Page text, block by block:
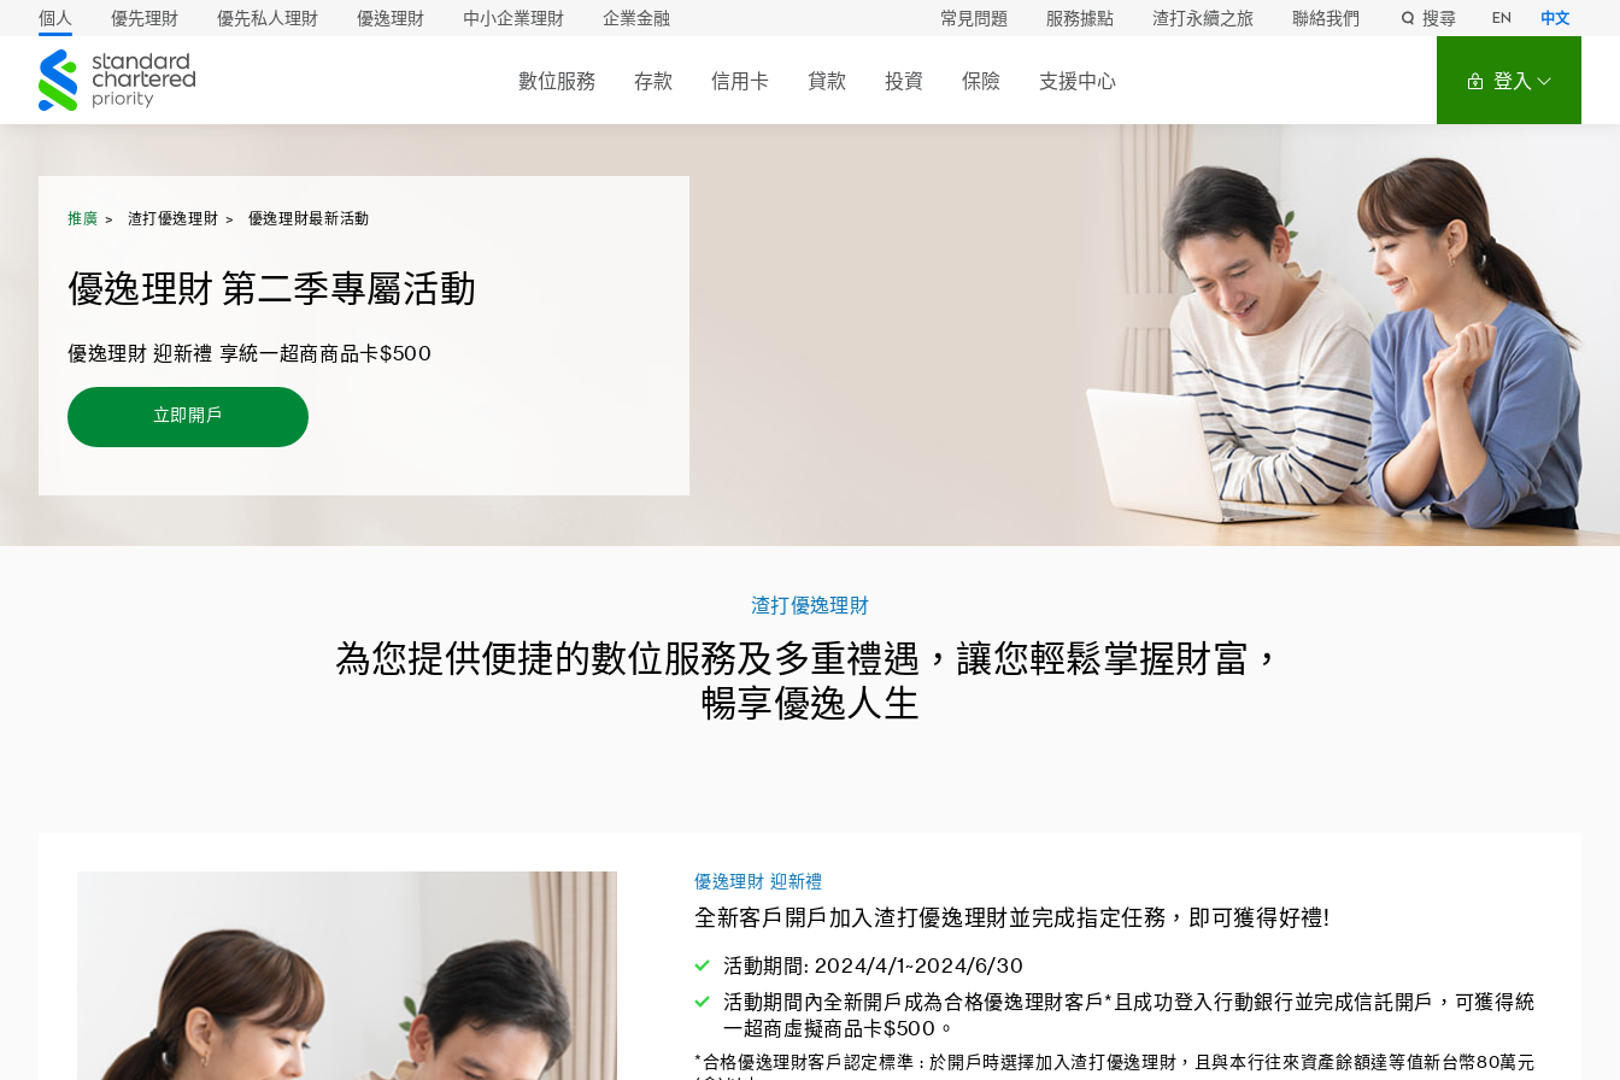
個人 優先理財 優先私人理財 優逸理財 中小企業理財 企業金融 常見問題 服務據點 渣打永續之旅 聯絡我們 搜尋 EN 中文
渣
打
數位服務 存款 信用卡 貸款 投資 保險 支援中心 登入
推廣 渣打優逸理財 優逸理財最新活動
優逸理財 第二季專屬活動
優逸理財 迎新禮 享統一超商商品卡$500
立即開戶
渣打優逸理財
為您提供便捷的數位服務及多重禮遇，讓您輕鬆掌握財富，
暢享優逸人生
優逸理財 迎新禮
全新客戶開戶加入渣打優逸理財並完成指定任務，即可獲得好禮!
活動期間: 2024/4/1~2024/6/30
活動期間內全新開戶成為合格優逸理財客戶*且成功登入行動銀行並完成信託開戶，可獲得統
一超商虛擬商品卡$500。
*合格優逸理財客戶認定標準 : 於開戶時選擇加入渣打優逸理財，且與本行往來資產餘額達等值新台幣80萬元